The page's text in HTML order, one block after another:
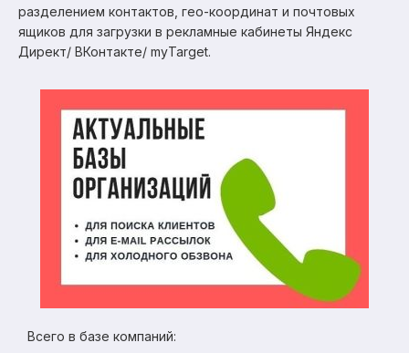
разделением контактов, гео-координат и почтовых
ящиков для загрузки в рекламные кабинеты Яндекс
Директ/ ВКонтакте/ myTarget.
Всего в базе компаний: